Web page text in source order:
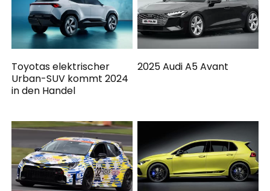
Toyotas elektrischer
Urban-SUV kommt 2024
in den Handel
2025 Audi A5 Avant